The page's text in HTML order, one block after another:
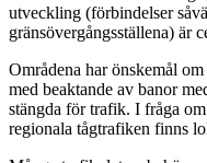
utveckling (förbindelser
gränsövergångsställena) är
Områdena har önskemål
med beaktande av banor
stängda för trafik. I fråga
regionala tågtrafiken finns